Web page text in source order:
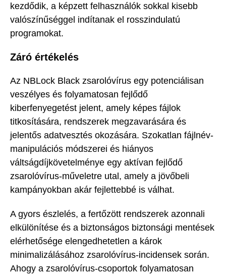
kezdődik, a képzett felhasználók sokkal kisebb
valószínűséggel indítanak el rosszindulatú
programokat.
Záró értékelés
Az NBLock Black zsarolóvírus egy potenciálisan
veszélyes és folyamatosan fejlődő
kiberfenyegetést jelent, amely képes fájlok
titkosítására, rendszerek megzavarására és
jelentős adatvesztés okozására. Szokatlan fájlnév-
manipulációs módszerei és hiányos
váltságdíjkövetelménye egy aktívan fejlődő
zsarolóvírus-műveletre utal, amely a jövőbeli
kampányokban akár fejlettebbé is válhat.
A gyors észlelés, a fertőzött rendszerek azonnali
elkülönítése és a biztonságos biztonsági mentések
elérhetősége elengedhetetlen a károk
minimalizálásához zsarolóvírus-incidensek során.
Ahogy a zsarolóvírus-csoportok folyamatosan